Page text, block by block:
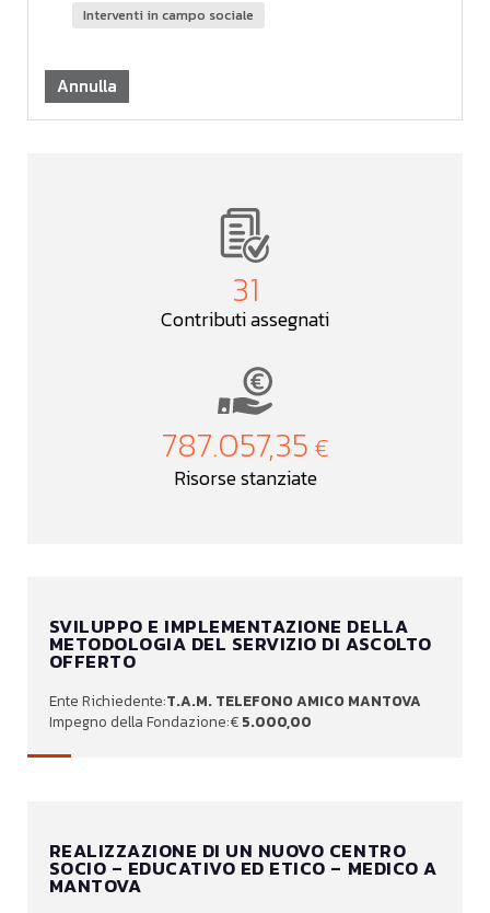
interventi in campo sociale
Annulla
31
Contributi assegnati
787.057,35
Risorse stanziate
SVILUPPO E IMPLEMENTAZIONE DELLA
METODOLOGIA DEL SERVIZIO DI ASCOLTO
OFFERTO
T.A.M. TELEFONO AMICO MANTOVA
5.000,00
REALIZZAZIONE DI UN NUOVO CENTRO
SOCIO – EDUCATIVO ED ETICO – MEDICO A
MANTOVA